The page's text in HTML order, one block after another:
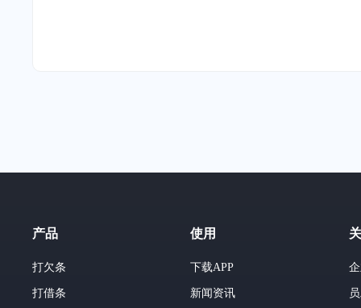
产品
打欠条
打借条
使用
下载APP
新闻资讯